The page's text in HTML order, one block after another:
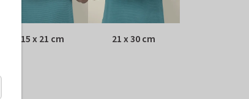
15 x 21 cm 21 x 30 cm